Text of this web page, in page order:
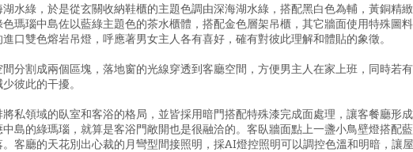
水綠，於是從玄關收納鞋櫃的主題色調由深海湖水綠，搭配黑白色為輔，黃銅精
瑪瑙中島佐以藍綠主題色的茶水櫃體，搭配金色層架吊櫃，其它牆面使用特殊圖
口雙色熔岩吊燈，呼應著男女主人各有喜好，確有對彼此理解和體貼的象徵。
分割成兩個區塊，落地窗的光線穿透到客廳空間，方便男主人在家上班，同時若
彼此的干擾。
私領域的臥室和客浴的格局，並皆採用暗門搭配特殊漆完成面處理，讓客餐廳形
島的綠瑪瑙，就算是客浴門敞開也是很融洽的。客臥牆面點上一盞小鳥壁燈搭配
客廳的天花別出心裁的月彎型間接照明，採AI燈控照明可以調控色溫和明暗，讓